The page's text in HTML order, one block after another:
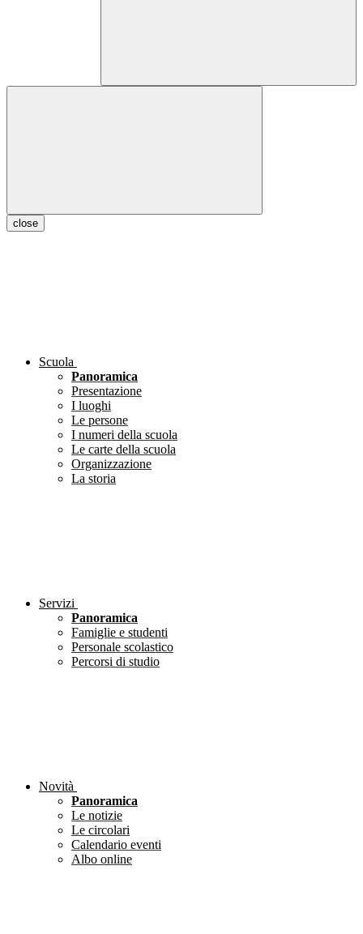
close
Scuola
Panoramica
Presentazione
I luoghi
Le persone
I numeri della scuola
Le carte della scuola
Organizzazione
La storia
Servizi
Panoramica
Famiglie e studenti
Personale scolastico
Percorsi di studio
Novità
Panoramica
Le notizie
Le circolari
Calendario eventi
Albo online